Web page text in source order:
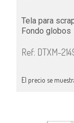
Tela para
Fondo globos
Ref: DTXM-
El precio se